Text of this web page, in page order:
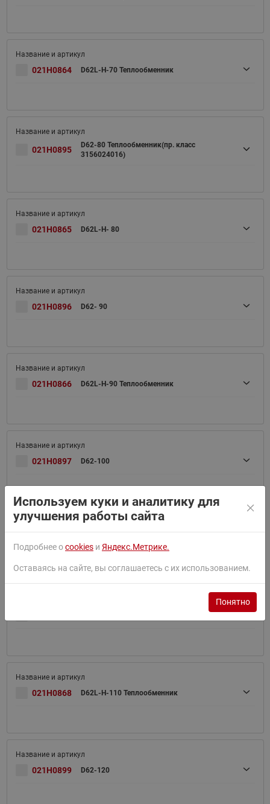
021H0864 D62L-H-70 Теплообменник
021H0895
D62-80 Теплообменник(пр. класс
3156024016)
021H0865 D62L-H- 80
021H0896 D62- 90
021H0866 D62L-H-90 Теплообменник
021H0897 D62-100
021H0868 D62L-H-110 Теплообменник
021H0899 D62-120
Используем куки и аналитику для
улучшения работы сайта
Подробнее оcookies и Яндекс.Метрике.
Оставаясь на сайте, вы соглашаетесь с их использованием.
Понятно